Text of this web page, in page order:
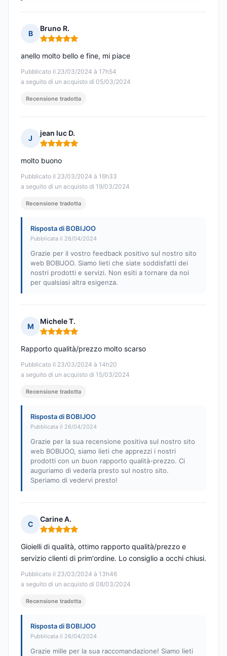
B
Bruno R.
Nota: 5 su 5
Pubblicato il 23/03/2024 à 17h54
a seguito di un acquisto di 05/03/2024
anello molto bello e fine, mi piace
Recensione tradotta
J
jean luc D.
Nota: 5 su 5
Pubblicato il 23/03/2024 à 16h33
a seguito di un acquisto di 19/03/2024
molto buono
Recensione tradotta
Risposta di BOBIJOO
Pubblicata il 26/04/2024
Grazie per il vostro feedback positivo sul nostro sito
web BOBIJOO. Siamo lieti che siate soddisfatti dei
nostri prodotti e servizi. Non esiti a tornare da noi
per qualsiasi altra esigenza.
M
Michele T.
Nota: 5 su 5
Pubblicato il 23/03/2024 à 14h20
a seguito di un acquisto di 15/03/2024
Rapporto qualità/prezzo molto scarso
Recensione tradotta
Risposta di BOBIJOO
Pubblicata il 26/04/2024
Grazie per la sua recensione positiva sul nostro sito
web BOBIJOO, siamo lieti che apprezzi i nostri
prodotti con un buon rapporto qualità-prezzo. Ci
auguriamo di vederla presto sul nostro sito.
Speriamo di vedervi presto!
C
Carine A.
Nota: 5 su 5
Pubblicato il 23/03/2024 à 13h46
a seguito di un acquisto di 08/03/2024
Gioielli di qualità, ottimo rapporto qualità/prezzo e
servizio clienti di prim'ordine. Lo consiglio a occhi chiusi.
Recensione tradotta
Risposta di BOBIJOO
Pubblicata il 26/04/2024
Grazie mille per la sua raccomandazione! Siamo lieti